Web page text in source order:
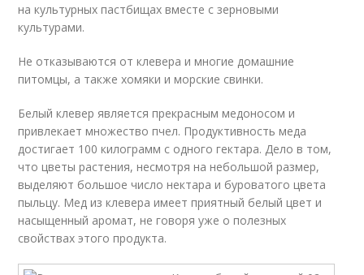
на культурных пастбищах вместе с зерновыми
культурами.
Не отказываются от клевера и многие домашние
питомцы, а также хомяки и морские свинки.
Белый клевер является прекрасным медоносом и
привлекает множество пчел. Продуктивность меда
достигает 100 килограмм с одного гектара. Дело в том,
что цветы растения, несмотря на небольшой размер,
выделяют большое число нектара и буроватого цвета
пыльцу. Мед из клевера имеет приятный белый цвет и
насыщенный аромат, не говоря уже о полезных
свойствах этого продукта.